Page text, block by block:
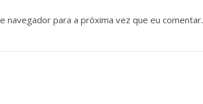
navegador para a próxima vez que eu comentar.